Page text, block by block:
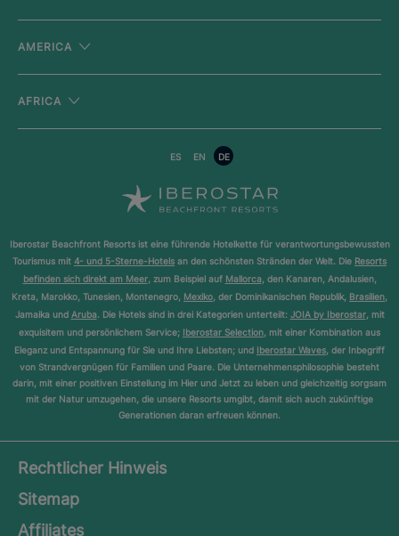
AMERICA
AFRICA
ES EN DE
Iberostar Beachfront Resorts ist eine führende Hotelkette für verantwortungsbewussten
Tourismus mit 4- und 5-Sterne-Hotels an den schönsten Stränden der Welt. Die Resorts
befinden sich direkt am Meer, zum Beispiel auf Mallorca, den Kanaren, Andalusien,
Kreta, Marokko, Tunesien, Montenegro, Mexiko, der Dominikanischen Republik, Brasilien,
Jamaika und Aruba. Die Hotels sind in drei Kategorien unterteilt: JOIA by Iberostar, mit
exquisitem und persönlichem Service; Iberostar Selection, mit einer Kombination aus
Eleganz und Entspannung für Sie und Ihre Liebsten; und Iberostar Waves, der Inbegriff
von Strandvergnügen für Familien und Paare. Die Unternehmensphilosophie besteht
darin, mit einer positiven Einstellung im Hier und Jetzt zu leben und gleichzeitig sorgsam
mit der Natur umzugehen, die unsere Resorts umgibt, damit sich auch zukünftige
Generationen daran erfreuen können.
Rechtlicher Hinweis
Sitemap
Affiliates